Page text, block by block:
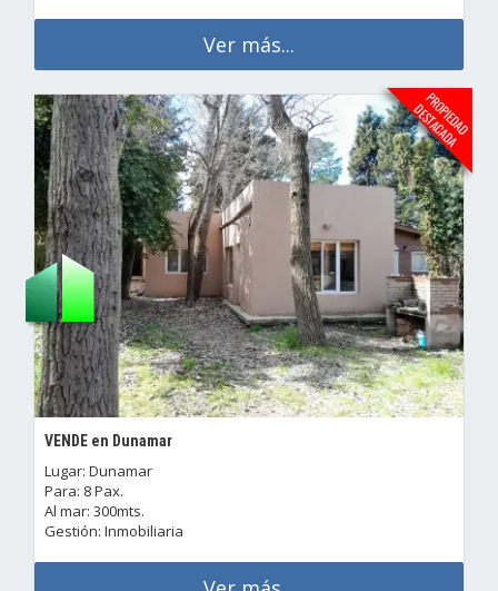
Ver más...
VENDE en Dunamar
Lugar: Dunamar
Para: 8 Pax.
Al mar: 300mts.
Gestión: Inmobiliaria